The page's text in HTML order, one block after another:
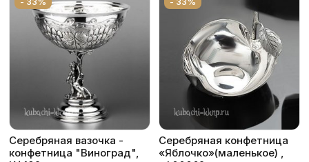
Серебряная вазочка -
конфетница "Виноград",
Серебряная конфетница
«Яблочко»(маленькое) ,